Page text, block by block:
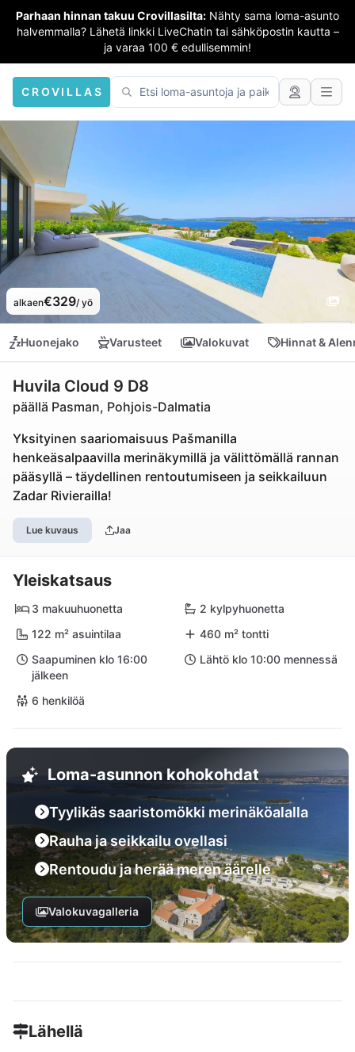
Parhaan hinnan takuu Crovillasilta: Nähty sama loma-asunto
halvemmalla? Lähetä linkki LiveChatin tai sähköpostin kautta –
ja varaa 100 € edullisemmin!
CROVILLAS
alkaen€329/ yö
Huonejako Varusteet Valokuvat Hinnat &
Huvila Cloud 9 D8
päällä Pasman, Pohjois-Dalmatia
Yksityinen saariomaisuus Pašmanilla
henkeäsalpaavilla merinäkymillä ja välittömällä rannan
pääsyllä – täydellinen rentoutumiseen ja seikkailuun
Zadar Rivierailla!
Lue kuvaus Jaa
Yleiskatsaus
3 makuuhuonetta
2 kylpyhuonetta
122 m² asuintilaa
460 m² tontti
Saapuminen klo 16:00
jälkeen
Lähtö klo 10:00 mennessä
6 henkilöä
Loma-asunnon kohokohdat
Tyylikäs saaristomökki merinäköalalla
Rauha ja seikkailu ovellasi
Rentoudu ja herää meren äärelle
Valokuvagalleria
Lähellä